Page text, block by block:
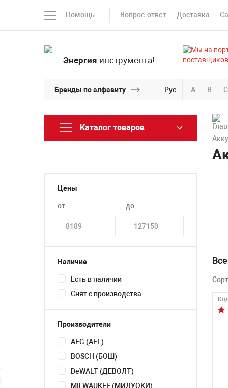
Помощь Вопрос-ответ Доставка
Энергия инструмента!
Бренды по алфавиту Рус A B C
Каталог товаров
Цены
от до
Наличие
Есть в наличии
Снят с производства
Производители
AEG (АЕГ)
BOSCH (БОШ)
DeWALT (ДЕВОЛТ)
MILWAUKEE (МИЛУОКИ)